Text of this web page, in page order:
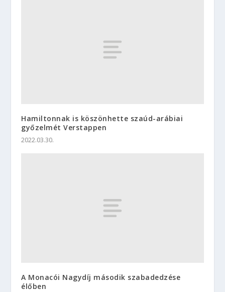
Hamiltonnak is köszönhette szaúd-arábiai
győzelmét Verstappen
2022.03.30.
A Monacói Nagydíj második szabadedzése
élőben